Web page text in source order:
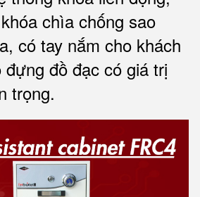
chìa chống sao
có tay nắm cho khách
đựng đồ đạc có giá trị
trọng.